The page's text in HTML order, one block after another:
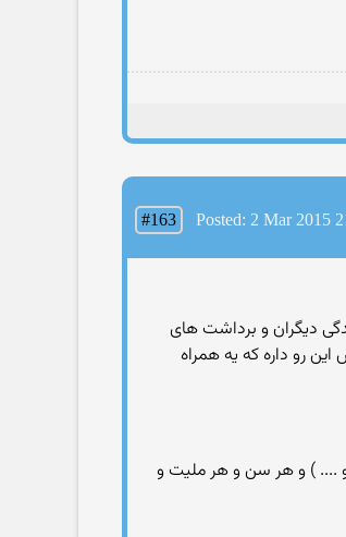
#163 Posted: 2 Mar 2015
نکنم . اما حالا بعد از ۱۱۶۷۲ روز سن از روی تجربیات زندگی دیگران و برداشت های
کنی ارزش این رو داره که یه همراه
و .... ) و هر سن و هر ملیت و